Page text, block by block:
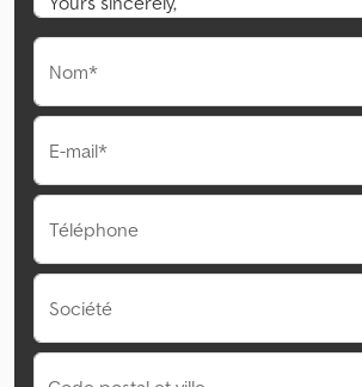
Nom*
E-mail*
Téléphone
Société